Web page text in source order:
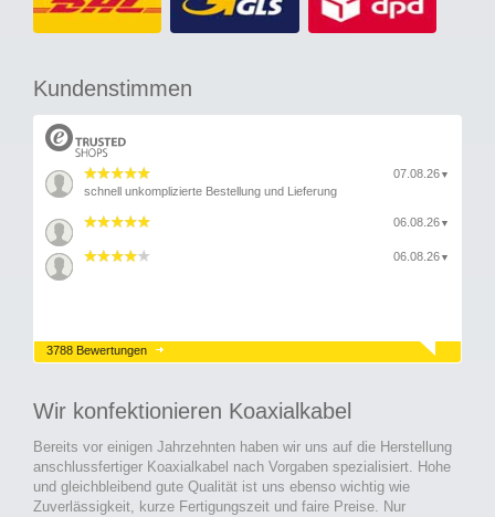
Kundenstimmen
07.08.26 ▼
schnell unkomplizierte Bestellung und Lieferung
06.08.26 ▼
06.08.26 ▼
3788 Bewertungen
Wir konfektionieren Koaxialkabel
Bereits vor einigen Jahrzehnten haben wir uns auf die Herstellung
anschlussfertiger Koaxialkabel nach Vorgaben spezialisiert. Hohe
und gleichbleibend gute Qualität ist uns ebenso wichtig wie
Zuverlässigkeit, kurze Fertigungszeit und faire Preise. Nur